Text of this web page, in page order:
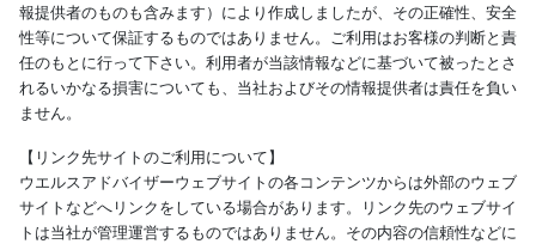
報提供者のものも含みます）により作成しましたが、その正確性、安全
性等について保証するものではありません。ご利用はお客様の判断と責
任のもとに行って下さい。利用者が当該情報などに基づいて被ったとさ
れるいかなる損害についても、当社およびその情報提供者は責任を負い
ません。
【リンク先サイトのご利用について】
ウエルスアドバイザーウェブサイトの各コンテンツからは外部のウェブ
サイトなどへリンクをしている場合があります。リンク先のウェブサイ
トは当社が管理運営するものではありません。その内容の信頼性などに